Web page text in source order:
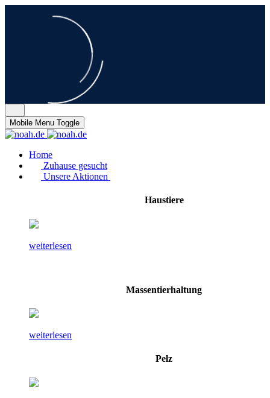
Mobile Menu Toggle
Home
Zuhause gesucht
Unsere Aktionen
Haustiere
weiterlesen
Massentierhaltung
weiterlesen
Pelz